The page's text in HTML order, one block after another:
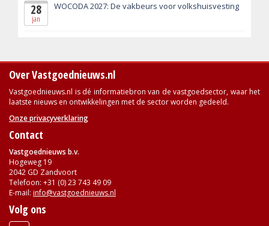
28
jan
WOCODA 2027: De vakbeurs voor volkshuisvesting
Over Vastgoednieuws.nl
Vastgoednieuws.nl is dé informatiebron van de vastgoedsector, waar het
laatste nieuws en ontwikkelingen met de sector worden gedeeld.
Onze privacyverklaring
Contact
Vastgoednieuws b.v.
Hogeweg 19
2042 GD Zandvoort
Telefoon: +31 (0) 23 743 49 09
E-mail: info@vastgoednieuws.nl
Volg ons